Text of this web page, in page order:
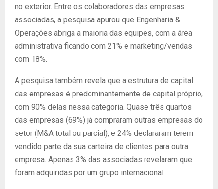
no exterior. Entre os colaboradores das empresas
associadas, a pesquisa apurou que Engenharia &
Operações abriga a maioria das equipes, com a área
administrativa ficando com 21% e marketing/vendas
com 18%.
A pesquisa também revela que a estrutura de capital
das empresas é predominantemente de capital próprio,
com 90% delas nessa categoria. Quase três quartos
das empresas (69%) já compraram outras empresas do
setor (M&A total ou parcial), e 24% declararam terem
vendido parte da sua carteira de clientes para outra
empresa. Apenas 3% das associadas revelaram que
foram adquiridas por um grupo internacional.